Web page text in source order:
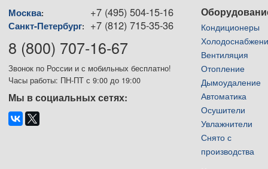
Москва: +7 (495) 504-15-16
Санкт-Петербург: +7 (812) 715-35-36
8 (800) 707-16-67
Звонок по России и с мобильных бесплатно!
Часы работы: ПН-ПТ с 9:00 до 19:00
Мы в социальных сетях:
Кондиционеры
Вентиляция
Отопление
Дымоудаление
Автоматика
Осушители
Увлажнители
Снято с
производства